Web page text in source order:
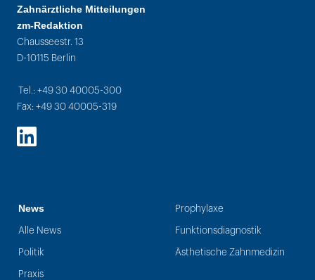
Zahnärztliche Mitteilungen
zm-Redaktion
Chausseestr. 13
D-10115 Berlin
Tel.: +49 30 40005-300
Fax: +49 30 40005-319
LinkedIn
News
Alle News
Politik
Praxis
Prophylaxe
Funktionsdiagnostik
Ästhetische Zahnmedizin